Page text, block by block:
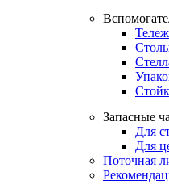
Запасные
Для
Для
Поточная